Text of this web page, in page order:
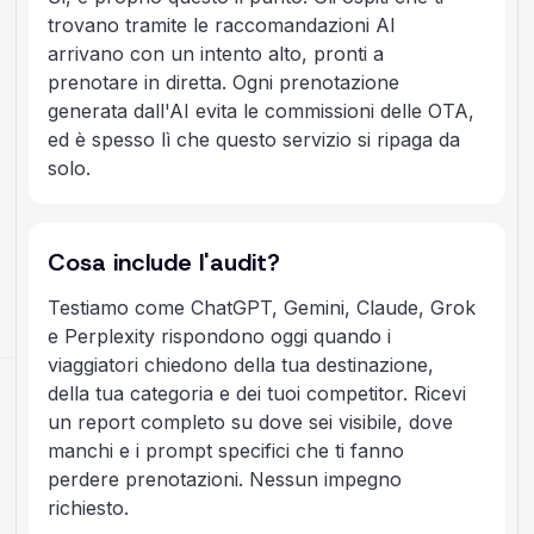
trovano tramite le raccomandazioni AI
arrivano con un intento alto, pronti a
prenotare in diretta. Ogni prenotazione
generata dall'AI evita le commissioni delle OTA,
ed è spesso lì che questo servizio si ripaga da
solo.
Cosa include l'audit?
Testiamo come ChatGPT, Gemini, Claude, Grok
e Perplexity rispondono oggi quando i
viaggiatori chiedono della tua destinazione,
della tua categoria e dei tuoi competitor. Ricevi
un report completo su dove sei visibile, dove
manchi e i prompt specifici che ti fanno
perdere prenotazioni. Nessun impegno
richiesto.